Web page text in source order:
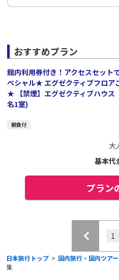
おすすめプラン
館内利用券付き！アクセスセット
ペシャル★ エグゼクティブフロア
★ 【禁煙】エグゼクティブハウス
名1室)
朝食付
大
基本代
プラン
1
日本旅行トップ > 国内旅行・国内ツアー
果